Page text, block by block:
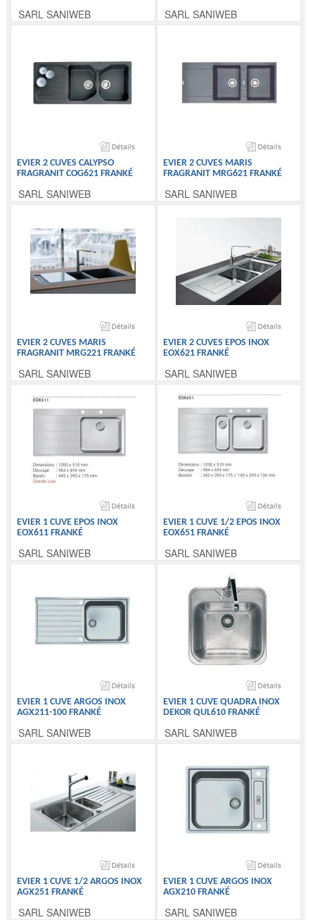
SARL SANIWEB SARL SANIWEB
EVIER 2 CUVES CALYPSO
FRAGRANIT COG621 FRANKÉ
SARL SANIWEB
EVIER 2 CUVES MARIS
FRAGRANIT MRG621 FRANKÉ
SARL SANIWEB
EVIER 2 CUVES MARIS
FRAGRANIT MRG221 FRANKÉ
SARL SANIWEB
EVIER 2 CUVES EPOS INOX
EOX621 FRANKÉ
SARL SANIWEB
EVIER 1 CUVE EPOS INOX
EOX611 FRANKÉ
SARL SANIWEB
EVIER 1 CUVE 1/2 EPOS INOX
EOX651 FRANKÉ
SARL SANIWEB
EVIER 1 CUVE ARGOS INOX
AGX211-100 FRANKÉ
SARL SANIWEB
EVIER 1 CUVE QUADRA INOX
DEKOR QUL610 FRANKÉ
SARL SANIWEB
EVIER 1 CUVE 1/2 ARGOS INOX
AGX251 FRANKÉ
SARL SANIWEB
EVIER 1 CUVE ARGOS INOX
AGX210 FRANKÉ
SARL SANIWEB